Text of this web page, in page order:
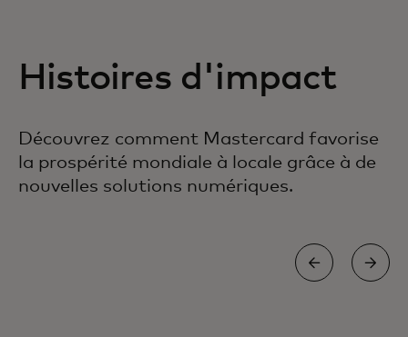
Histoires d'impact
Découvrez comment Mastercard favorise
la prospérité mondiale à locale grâce à de
nouvelles solutions numériques.